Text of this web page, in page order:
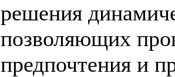
решения
позволяющих
предпочтения и